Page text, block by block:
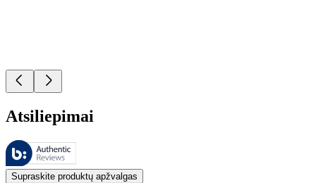
Atsiliepimai
Šiuos atsiliepimus tvarko „Bazaarvoice“ ir jie atitinka
Klientų nuomonės, pateikiamos kaip produktų ir žvaigždučių
Supraskite produktų apžvalgas